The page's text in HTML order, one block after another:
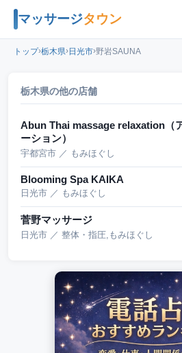
マッサージタウン
トップ›栃木県›日光市›野岩SAUNA
栃木県の他の店舗
Abun Thai massage relaxation（
ーション）
宇都宮市 ／ もみほぐし
Blooming Spa KAIKA
日光市 ／ もみほぐし
菅野マッサージ
日光市 ／ 整体・指圧,もみほぐし